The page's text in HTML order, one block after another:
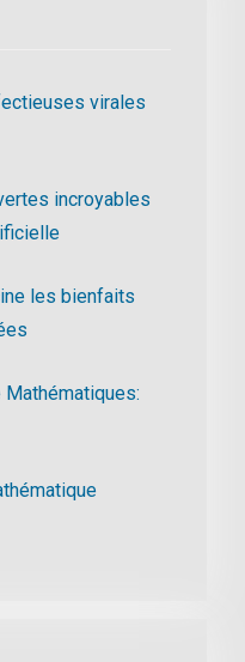
virales
incroyables
les bienfaits